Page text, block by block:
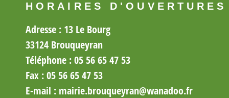
HORAIRES D'OUVERTURES
Adresse : 13 Le Bourg
33124 Brouqueyran
Téléphone : 05 56 65 47 53
Fax :0556 65 47 53
E-mail : mairie.brouqueyran@wanadoo.fr